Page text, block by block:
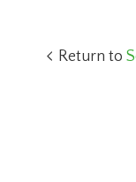
Return to